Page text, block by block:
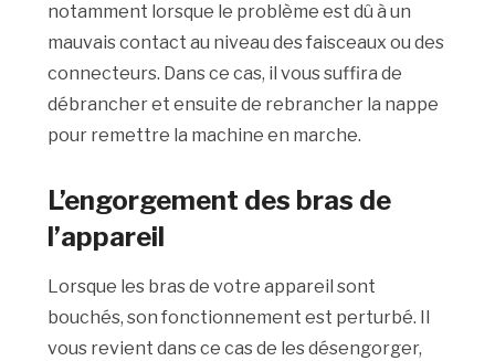
notamment lorsque le problème est dû à un
mauvais contact au niveau des faisceaux ou des
connecteurs. Dans ce cas, il vous suffira de
débrancher et ensuite de rebrancher la nappe
pour remettre la machine en marche.
L’engorgement des bras de
l’appareil
Lorsque les bras de votre appareil sont
bouchés, son fonctionnement est perturbé. Il
vous revient dans ce cas de les désengorger,